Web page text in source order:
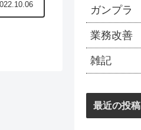
ガンプラ
業務改善
雑記
最近の投稿